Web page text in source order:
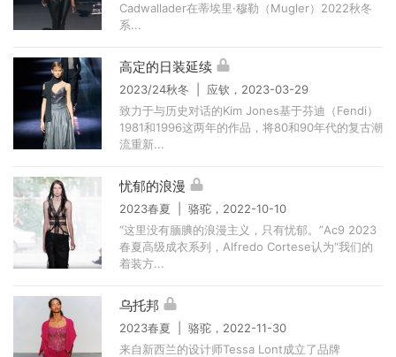
Cadwallader在蒂埃里·穆勒（Mugler）2022秋冬
系...
高定的日装延续
2023/24秋冬 | 应钦，2023-03-29
致力于与历史对话的Kim Jones基于芬迪（Fendi）
1981和1996这两年的作品，将80和90年代的复古潮
流重新...
忧郁的浪漫
2023春夏 | 骆驼，2022-10-10
“这里没有腼腆的浪漫主义，只有忧郁。”Ac9 2023
春夏高级成衣系列，Alfredo Cortese认为“我们的
着装方...
乌托邦
2023春夏 | 骆驼，2022-11-30
来自新西兰的设计师Tessa Lont成立了品牌